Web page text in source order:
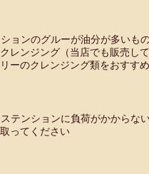
ョンのグルーが油分が多いも
ンジング（当店でも販売して
のクレンジング類をおすす
テンションに負荷がかからな
ってください